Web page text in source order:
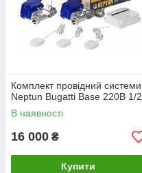
Комплект провідний системи
Neptun Bugatti Base 220B 1/2
В наявності
16 000 ₴
Купити